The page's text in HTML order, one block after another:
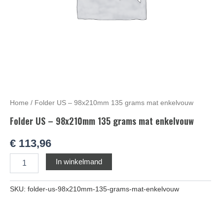
Home / Folder US – 98x210mm 135 grams mat enkelvouw
Folder US – 98x210mm 135 grams mat enkelvouw
€ 113,96
In winkelmand
SKU: folder-us-98x210mm-135-grams-mat-enkelvouw